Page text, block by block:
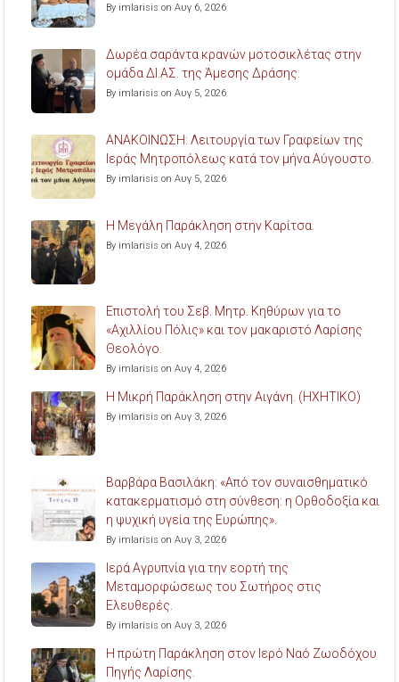
By imlarisis on Αυγ 6, 2026
Δωρέα σαράντα κρανών μοτοσικλέτας στην
ομάδα ΔΙ.ΑΣ. της Άμεσης Δράσης.
By imlarisis on Αυγ 5, 2026
ΑΝΑΚΟΙΝΩΣΗ: Λειτουργία των Γραφείων της
Ιεράς Μητροπόλεως κατά τον μήνα Αύγουστο.
By imlarisis on Αυγ 5, 2026
Η Μεγάλη Παράκληση στην Καρίτσα.
By imlarisis on Αυγ 4, 2026
Επιστολή του Σεβ. Μητρ. Κηθύρων για το
«Αχιλλίου Πόλις» και τον μακαριστό Λαρίσης
Θεολόγο.
By imlarisis on Αυγ 4, 2026
Η Μικρή Παράκληση στην Αιγάνη. (ΗΧΗΤΙΚΟ)
By imlarisis on Αυγ 3, 2026
Βαρβάρα Βασιλάκη: «Από τον συναισθηματικό
κατακερματισμό στη σύνθεση: η Ορθοδοξία και
η ψυχική υγεία της Ευρώπης».
By imlarisis on Αυγ 3, 2026
Ιερά Αγρυπνία για την εορτή της
Μεταμορφώσεως του Σωτήρος στις
Ελευθερές.
By imlarisis on Αυγ 3, 2026
Η πρώτη Παράκληση στον Ιερό Ναό Ζωοδόχου
Πηγής Λαρίσης.